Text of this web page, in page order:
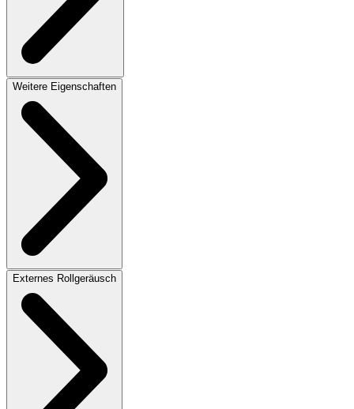
Weitere Eigenschaften
Externes Rollgeräusch